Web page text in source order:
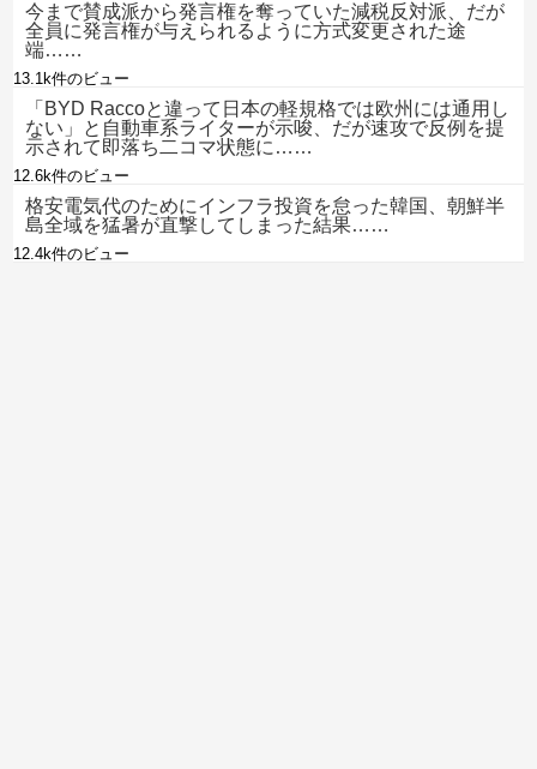
今まで賛成派から発言権を奪っていた減税反対派、だが
全員に発言権が与えられるように方式変更された途
端……
13.1k件のビュー
「BYD Raccoと違って日本の軽規格では欧州には通用し
ない」と自動車系ライターが示唆、だが速攻で反例を提
示されて即落ち二コマ状態に……
12.6k件のビュー
格安電気代のためにインフラ投資を怠った韓国、朝鮮半
島全域を猛暑が直撃してしまった結果……
12.4k件のビュー